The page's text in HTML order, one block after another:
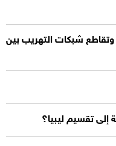
وتقاطع شبكات التهريب بين
إلى تقسيم ليبيا؟